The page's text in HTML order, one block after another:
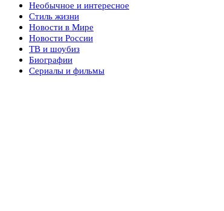
Необычное и интересное
Стиль жизни
Новости в Мире
Новости России
ТВ и шоубиз
Биографии
Сериалы и фильмы